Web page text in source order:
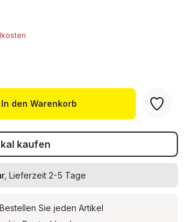
den gewünschten Wert
In den Warenkorb
kaufen
, Lieferzeit 2-5 Tage
Bestellen Sie jeden Artikel